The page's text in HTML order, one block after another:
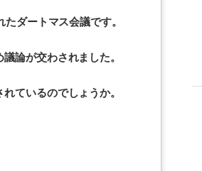
ダートマス会議です。
論が交わされました。
ているのでしょうか。